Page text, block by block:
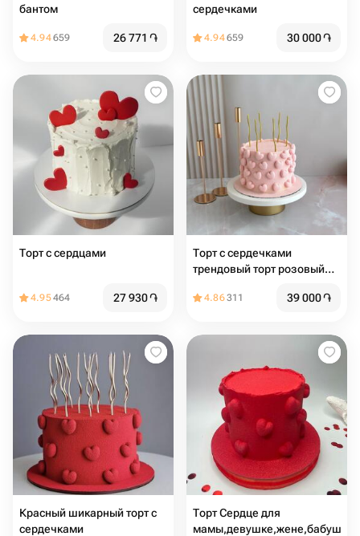
бантом
4.94659 26 771 ֏
сердечками
4.94659 30 000֏
Торт с сердцами️
4.95464 27 930֏
Торт с сердечками
трендовый торт розовый
на день рождения
4.86311 39 000֏
Красный шикарный торт с
сердечками
Торт Сердце для
мамы,девушке,жене,бабушке